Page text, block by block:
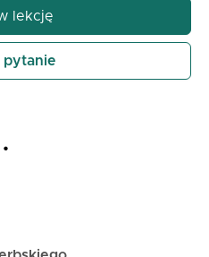
lekcję
pytanie